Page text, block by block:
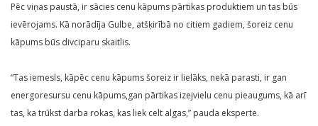
Pēc viņas paustā, ir sācies cenu kāpums pārtikas produktiem un tas būs
ievērojams. Kā norādīja Gulbe, atšķirībā no citiem gadiem, šoreiz cenu
kāpums būs divciparu skaitlis.
“Tas iemesls, kāpēc cenu kāpums šoreiz ir lielāks, nekā parasti, ir gan
energoresursu cenu kāpums,gan pārtikas izejvielu cenu pieaugums, kā arī
tas, ka trūkst darba rokas, kas liek celt algas,” pauda eksperte.